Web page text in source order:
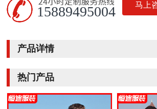
15889495004 马上
产品详情
热门产品